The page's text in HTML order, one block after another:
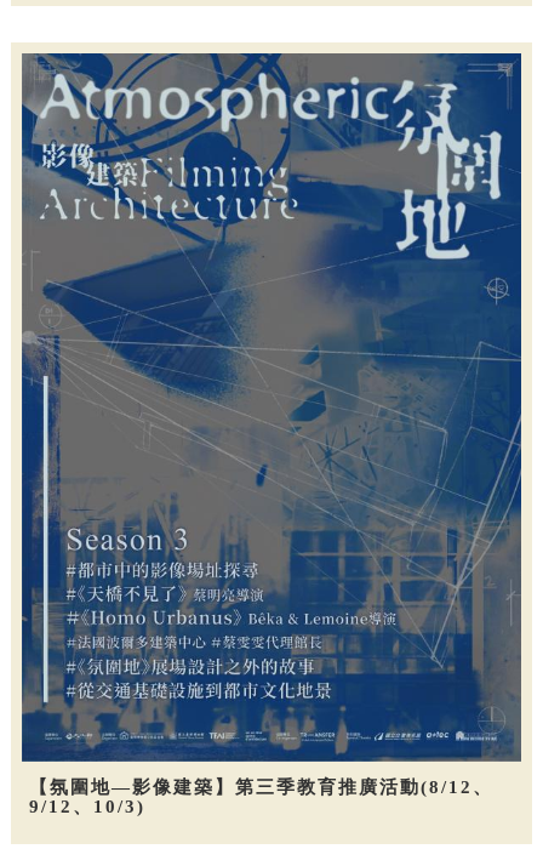
【氛圍地—影像建築】第三季教育推廣活動(8/12、
9/12、10/3)